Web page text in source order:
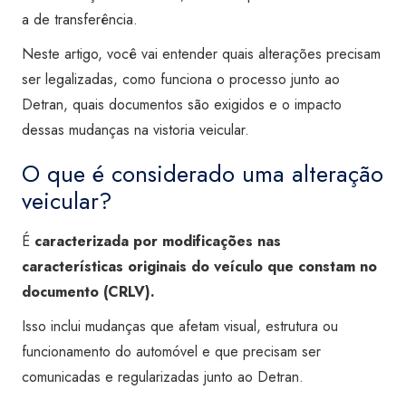
a de transferência.
Neste artigo, você vai entender quais alterações precisam
ser legalizadas, como funciona o processo junto ao
Detran, quais documentos são exigidos e o impacto
dessas mudanças na vistoria veicular.
O que é considerado uma alteração
veicular?
É caracterizada por modificações nas
características originais do veículo que constam no
documento (CRLV).
Isso inclui mudanças que afetam visual, estrutura ou
funcionamento do automóvel e que precisam ser
comunicadas e regularizadas junto ao Detran.